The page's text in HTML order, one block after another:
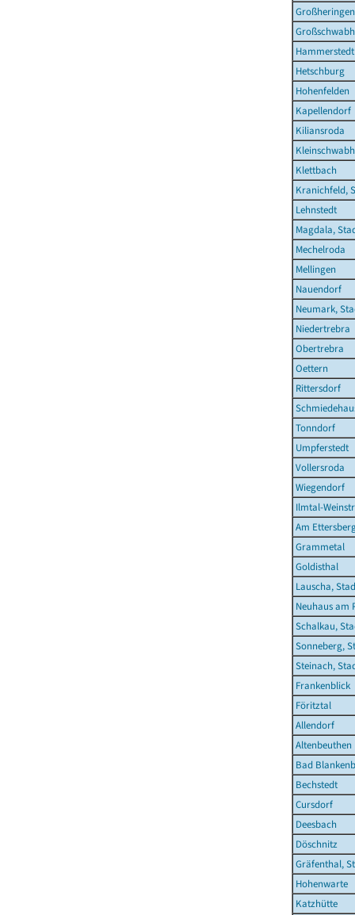
Großheringen
Hammerstedt
Hetschburg
Hohenfelden
Kapellendorf
Kiliansroda
Klettbach
Kranichfeld,
Lehnstedt
Magdala,
Mechelroda
Mellingen
Nauendorf
Neumark,
Niedertrebra
Obertrebra
Oettern
Rittersdorf
Tonndorf
Umpferstedt
Vollersroda
Wiegendorf
Ilmtal-
Am
Grammetal
Goldisthal
Lauscha,
Neuhaus am
Schalkau,
Sonneberg,
Steinach,
Frankenblick
Föritztal
Allendorf
Altenbeuthen
Bad
Bechstedt
Cursdorf
Deesbach
Döschnitz
Gräfenthal,
Hohenwarte
Katzhütte